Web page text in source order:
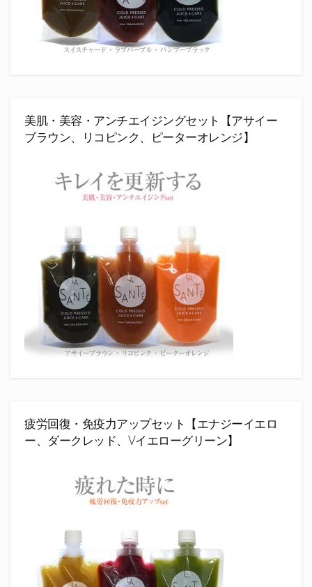
美肌・美容・アンチエイジングセット【アサイー
ブラウン、リコピンク、ピーターオレンジ】
疲労回復・免疫力アップセット【エナジーイエロ
ー、ダークレッド、Vイエローグリーン】